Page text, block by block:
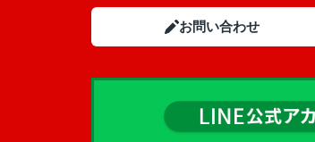
お問い合わせ